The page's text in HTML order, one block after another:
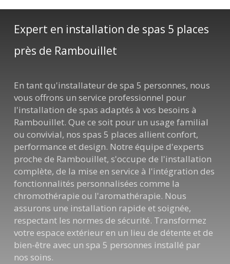
Expert en installation de spas 5 places
près de Rambouillet
En tant qu'installateur de spa 5 personnes, nous
vous offrons un service professionnel pour
l'installation de spas adaptés à vos besoins à
Rambouillet. Que ce soit pour un usage familial
ou convivial, nos spas 5 places allient confort,
performance et design. Notre équipe d'experts
proche de Rambouillet, s'occupe de l'installation
complète, de la mise en service à l'intégration des
fonctionnalités personnalisées comme la
chromothérapie ou l'aromathérapie. Nous
assurons une installation rapide et soignée,
respectant les normes de sécurité. Transformez
votre espace extérieur en un lieu de détente et de
bien-être avec un spa 5 personnes installé par
nos soins.